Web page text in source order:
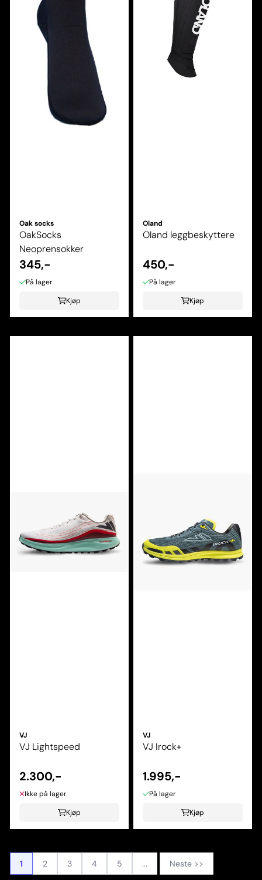
Oak socks
OakSocks
Neoprensokker
345,-
På lager
Kjøp
Oland
Oland leggbeskyttere
450,-
På lager
Kjøp
VJ
VJ Lightspeed
2.300,-
Ikke på lager
Kjøp
VJ
VJ Irock+
1.995,-
På lager
Kjøp
1 2 3 4 5 ... Neste >>